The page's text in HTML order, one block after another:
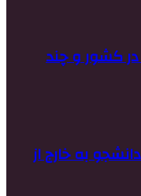
کشور و چند
به خارج از